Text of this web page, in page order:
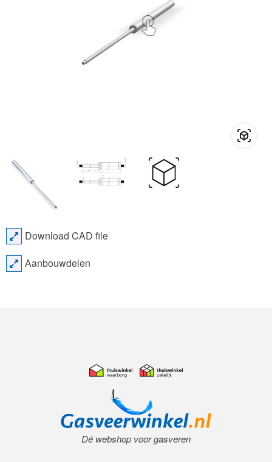
Download CAD file
Aanbouwdelen
Dé webshop voor gasveren